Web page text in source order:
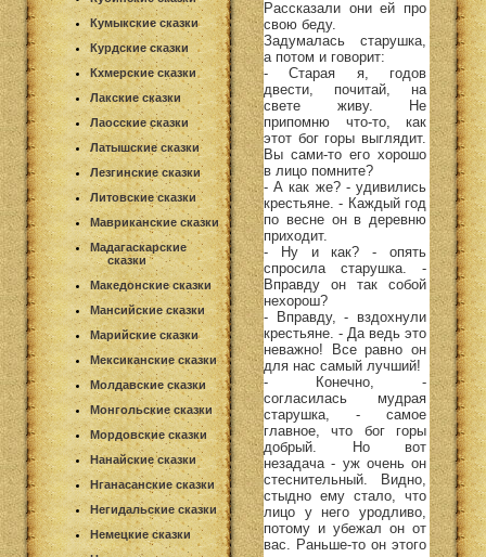
Кумыкские сказки
Курдские сказки
Кхмерские сказки
Лакские сказки
Лаосские сказки
Латышские сказки
Лезгинские сказки
Литовские сказки
Мавриканские сказки
Мадагаскарские
сказки
Македонские сказки
Мансийские сказки
Марийские сказки
Мексиканские сказки
Молдавские сказки
Монгольские сказки
Мордовские сказки
Нанайские сказки
Нганасанские сказки
Негидальские сказки
Немецкие сказки
Рассказали они ей про
свою беду.
Задумалась старушка,
а потом и говорит:
- Старая я, годов
двести, почитай, на
свете живу. Не
припомню что-то, как
этот бог горы выглядит.
Вы сами-то его хорошо
в лицо помните?
- А как же? - удивились
крестьяне. - Каждый год
по весне он в деревню
приходит.
- Ну и как? - опять
спросила старушка. -
Вправду он так собой
нехорош?
- Вправду, - вздохнули
крестьяне. - Да ведь это
неважно! Все равно он
для нас самый лучший!
- Конечно, -
согласилась мудрая
старушка, - самое
главное, что бог горы
добрый. Но вот
незадача - уж очень он
стеснительный. Видно,
стыдно ему стало, что
лицо у него уродливо,
потому и убежал он от
вас. Раньше-то он этого